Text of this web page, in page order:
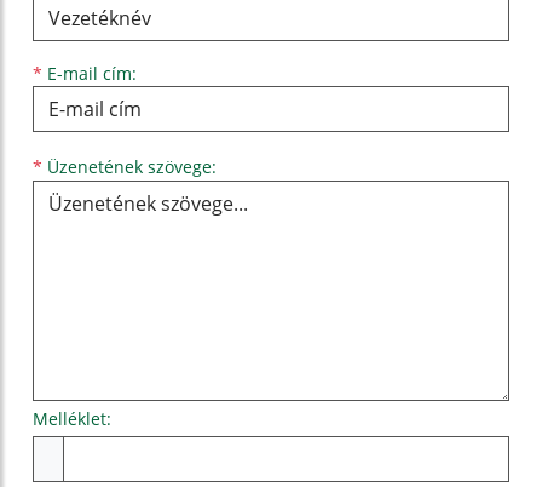
* E-mail cím:
* Üzenetének szövege:
Melléklet: